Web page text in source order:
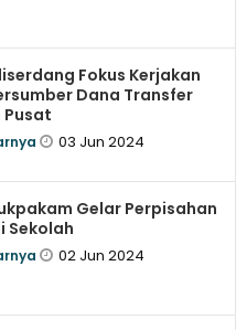
Fokus Kerjakan
Dana Transfer
Pusat
03 Jun 2024
Gelar Perpisahan
Sekolah
02 Jun 2024